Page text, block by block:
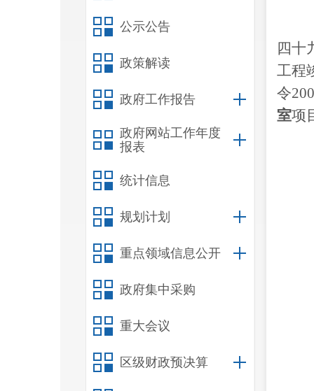
公示公告
政策解读
政府工作报告
政府网站工作年度
报表
统计信息
规划计划
重点领域信息公开
政府集中采购
重大会议
区级财政预决算
四十
工程
令
室项